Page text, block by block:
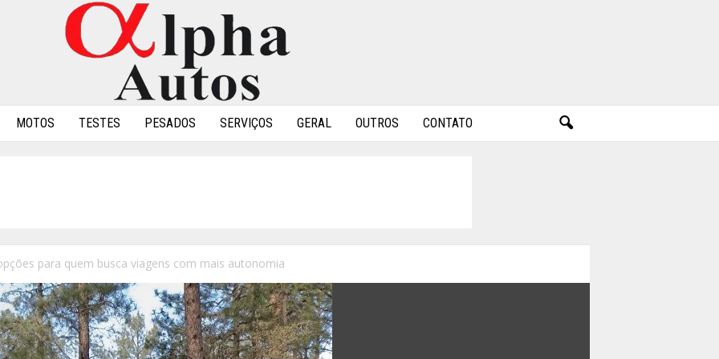
MOTOS TESTES PESADOS SERVIÇOS GERAL OUTROS CONTATO
para quem busca viagens com mais autonomia